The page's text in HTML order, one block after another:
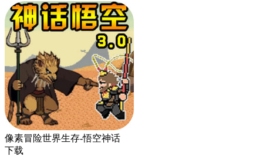
像素冒险世界生存-悟空神话
下载